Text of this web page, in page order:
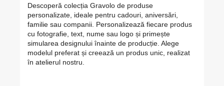
Tablouri personalizate
Pusculite personalizate
Cutii de vin personalizate
Brelocuri Personalizate
Cadouri Bebelusi
Cadouri pentru Mama
Cadouri pentru Tata
Cadouri pentru Bunici
Cadouri pentru Nasi
Cadouri de Halloween
1 Iunie - Ziua Copilului
Back to School
AbsolvireDescoperă colecția Gravolo de produse
personalizate, ideale pentru cadouri, aniversări,
familie sau companii. Personalizează fiecare produs
cu fotografie, text, nume sau logo și primește
simularea designului înainte de producție. Alege
modelul preferat și creează un produs unic, realizat
în atelierul nostru.